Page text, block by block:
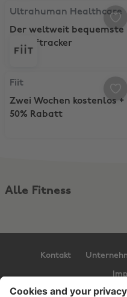
Ultrahuman Healthcare, Der
Ultrahuman Healthcare
Der weltweit bequemste
Schlaftracker
Fiit, Zwei Wochen kostenlos +
Fiit
Zwei Wochen kostenlos +
50% Rabatt
Alle Fitness
Kontakt